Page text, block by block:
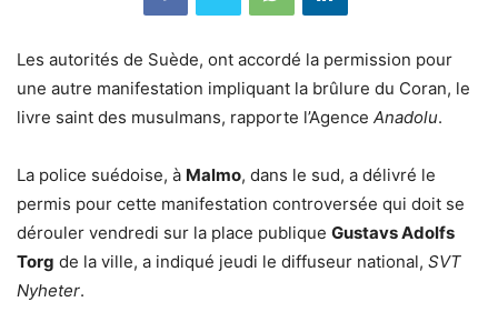
Les autorités de Suède, ont accordé la permission pour
une autre manifestation impliquant la brûlure du Coran, le
livre saint des musulmans, rapporte l’Agence Anadolu.
La police suédoise, à Malmo, dans le sud, a délivré le
permis pour cette manifestation controversée qui doit se
dérouler vendredi sur la place publique Gustavs Adolfs
Torg de la ville, a indiqué jeudi le diffuseur national, SVT
Nyheter.